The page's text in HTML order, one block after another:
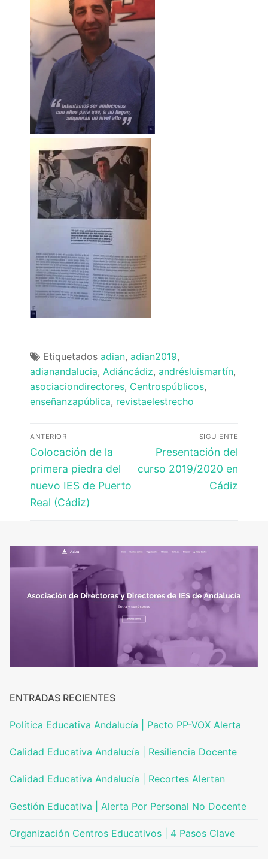
Etiquetados adian, adian2019,
adianandalucia, Adiáncádiz, andrésluismartín,
asociaciondirectores, Centrospúblicos,
enseñanzapública, revistaelestrecho
Navegación
de
entradas
ANTERIOR
Entrada
anterior:
Colocación de la
primera piedra del
nuevo IES de Puerto
Real (Cádiz)
SIGUIENTE
Entrada
siguiente:
Presentación del
curso 2019/2020 en
Cádiz
ENTRADAS RECIENTES
Política Educativa Andalucía | Pacto PP-VOX Alerta
Calidad Educativa Andalucía | Resiliencia Docente
Calidad Educativa Andalucía | Recortes Alertan
Gestión Educativa | Alerta Por Personal No Docente
Organización Centros Educativos | 4 Pasos Clave